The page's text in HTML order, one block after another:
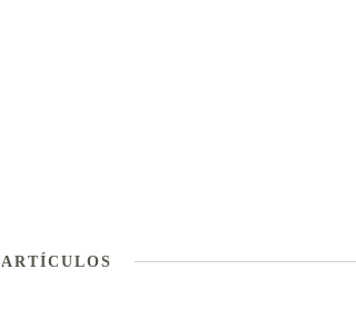
ARTÍCULOS